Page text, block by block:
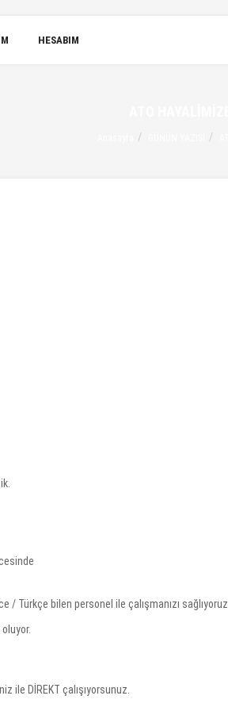
HESABIM
Türkçe bilen personel ile çalışmanızı sağlıyoruz.
ile DİREKT çalışıyorsunuz.